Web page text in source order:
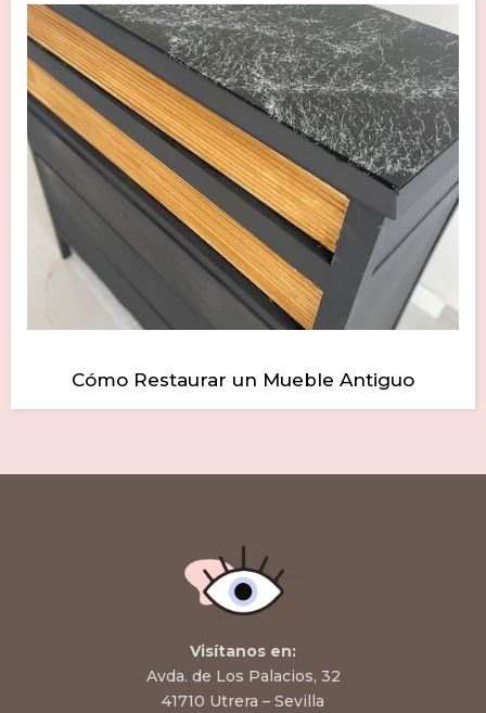
Cómo Restaurar un Mueble Antiguo
Visítanos en:
Avda. de Los Palacios, 32
41710 Utrera – Sevilla